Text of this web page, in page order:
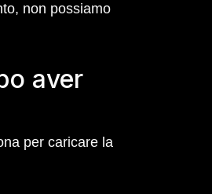
non possiamo
aver
per caricare la